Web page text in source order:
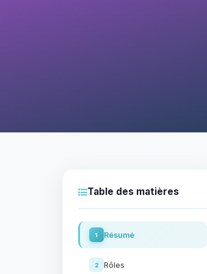
Table des matières
1 Résumé
2 Rôles